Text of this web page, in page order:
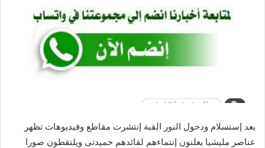
بعد إستسلام ودخول النور القبة إنتشرت مقاطع وفيديوهات تظهر
عناصر مليشيا يعلنون إنتماءهم لقائدهم حميدتى ويلتقطون صورا